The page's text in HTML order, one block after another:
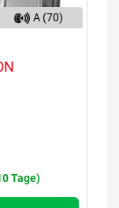
A (70)
Tage)